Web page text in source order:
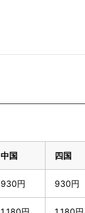
中国 四国
930円 930円